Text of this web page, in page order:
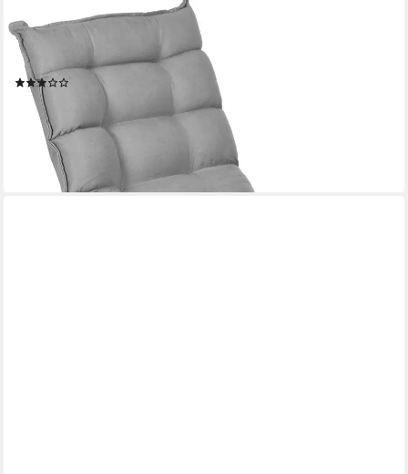
Relaxsessel Drehbarer Meditationsstuhl mit verstellbarer
Rückenlehne, Sockel (Bodensofa, 1-St., Bodenstuhl), Lazy Sofa
für Wohnzimmer, Büro, Grau
94,99 € 171,90 €
-45%
lieferbar - in 2-3 Werktagen bei dir